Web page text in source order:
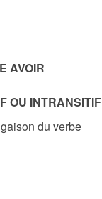
AVOIR
OU INTRANSITIF
du verbe